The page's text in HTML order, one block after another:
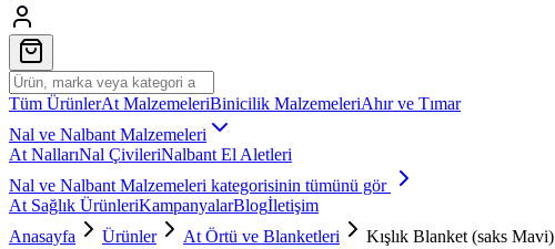
Tüm ÜrünlerAt MalzemeleriBinicilik MalzemeleriAhır ve Tımar
Nal ve Nalbant Malzemeleri
At NallarıNal ÇivileriNalbant El Aletleri
Nal ve Nalbant Malzemeleri kategorisinin tümünü gör
At Sağlık ÜrünleriKampanyalarBlogİletişim
Anasayfa
Ürünler At Örtü ve Blanketleri Kışlık Blanket (saks Mavi)